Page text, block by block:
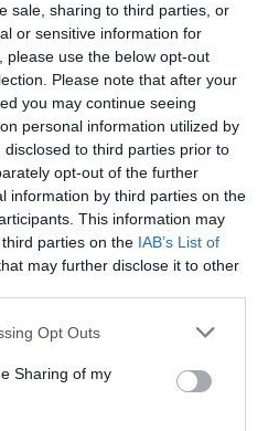
sale, sharing to third parties, or
or sensitive information for
please use the below opt-out
Please note that after your
you may continue seeing
personal information utilized by
to third parties prior to
opt-out of the further
information by third parties on the
This information may
parties on the IAB’s List of
may further disclose it to other
Opt Outs
Sharing of my
per
į transo